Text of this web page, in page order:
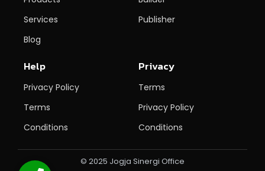
Services
Blog
Publisher
Help
Privacy Policy
Terms
Conditions
Privacy
Terms
Privacy Policy
Conditions
© 2025 Jogja Sinergi Office